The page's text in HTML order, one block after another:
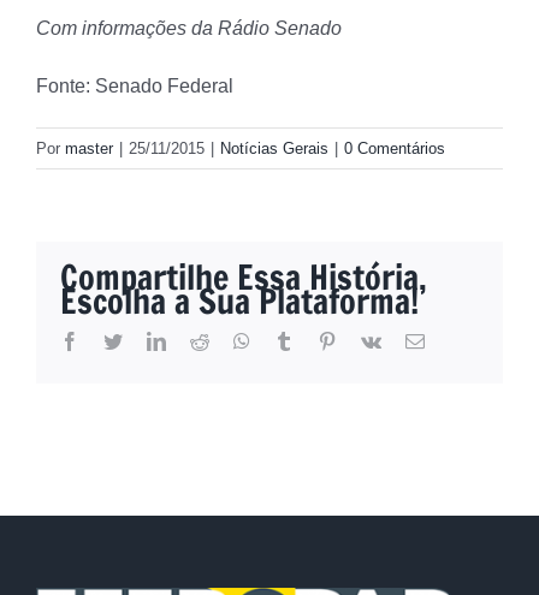
Com informações da Rádio Senado
Fonte: Senado Federal
Por master 25/11/2015 Notícias Gerais 0 Comentários
Compartilhe Essa História,
Escolha a Sua Plataforma!
facebook
twitterlinkedinreddit whatsapptumblr pinterest
vk
E-